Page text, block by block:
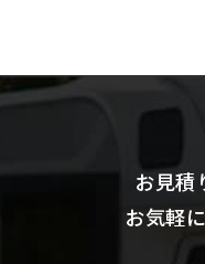
お見積
お気軽